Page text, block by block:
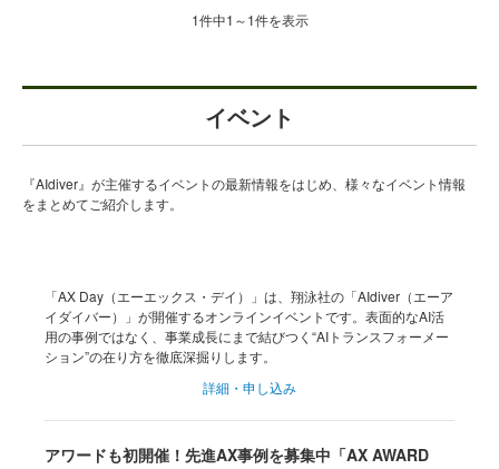
1件中1～1件を表示
イベント
『AIdiver』が主催するイベントの最新情報をはじめ、様々なイベント情報
をまとめてご紹介します。
「AX Day（エーエックス・デイ）」は、翔泳社の「AIdiver（エーア
イダイバー）」が開催するオンラインイベントです。表面的なAI活
用の事例ではなく、事業成長にまで結びつく“AIトランスフォーメー
ション”の在り方を徹底深掘りします。
詳細・申し込み
アワードも初開催！先進AX事例を募集中「AX AWARD